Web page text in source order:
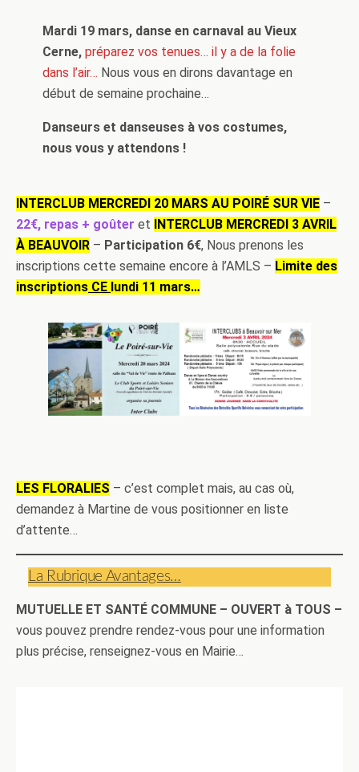
Mardi 19 mars, danse en carnaval au Vieux
Cerne, préparez vos tenues… il y a de la folie
dans l’air… Nous vous en dirons davantage en
début de semaine prochaine…
Danseurs et danseuses à vos costumes,
nous vous y attendons !
INTERCLUB MERCREDI 20 MARS AU POIRÉ SUR VIE –
22€, repas + goûter et INTERCLUB MERCREDI 3 AVRIL
À BEAUVOIR – Participation 6€, Nous prenons les
inscriptions cette semaine encore à l’AMLS – Limite des
inscriptions CE lundi 11 mars…
LES FLORALIES – c’est complet mais, au cas où,
demandez à Martine de vous positionner en liste
d’attente…
La Rubrique Avantages…
MUTUELLE ET SANTÉ COMMUNE – OUVERT à TOUS –
vous pouvez prendre rendez-vous pour une information
plus précise, renseignez-vous en Mairie…